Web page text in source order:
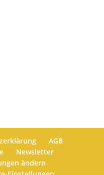
AGB
Newsletter
ändern